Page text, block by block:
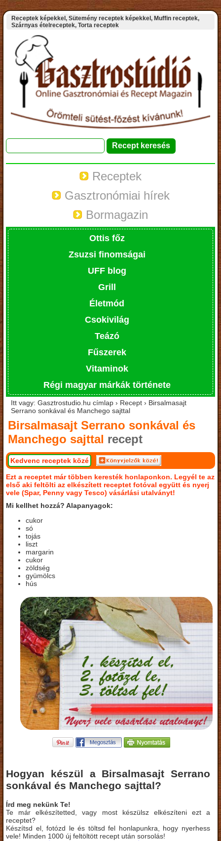
Receptek képekkel, Sütemény receptek képekkel, Muffin receptek,
Szárnyas ételreceptek, Torta receptek
Receptek
Gasztronómiai hírek
Bormagazin
Ottis főz
Zsuzsi finomságai
UFF blog
Grill
Életmód
Csokivilág
Teázó
Fűszerek
Vitaminok
Régi magyar márkák története
Itt vagy: Gasztrostudio.hu címlap › Recept › Birsalmasajt
Serrano sonkával és Manchego sajttal
Birsalmasajt Serrano sonkával és
Manchego sajttal recept
Kedvenc receptek közé
Ezt a receptet már többen keresték honlaponkon. Legyél te az
első aki feltölti az elkészített receptet fotóval együtt és nyerj
vele (Spar, Penny vagy Tesco) vásárlási utalványt!
Mi kellhet hozzá? Alapanyagok:
cukor
só
tojás
liszt
margarin
cukor
zöldség
gyümölcs
hús
Hogyan készül a Birsalmasajt Serrano
sonkával és Manchego sajttal?
Írd meg nekünk Te!
Te már elkészítetted, vagy most készülsz elkészíteni ezt a
receptet?
Készítsd el, fotózd le és töltsd fel honlapunkra, hogy nyerhess
vele! Minden 1000 új feltöltött recept után sorsolás!